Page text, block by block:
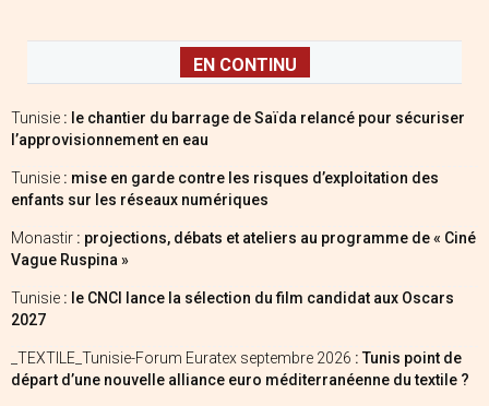
EN CONTINU
Tunisie : le chantier du barrage de Saïda relancé pour sécuriser
l’approvisionnement en eau
Tunisie : mise en garde contre les risques d’exploitation des
enfants sur les réseaux numériques
Monastir : projections, débats et ateliers au programme de « Ciné
Vague Ruspina »
Tunisie : le CNCI lance la sélection du film candidat aux Oscars
2027
_TEXTILE_Tunisie-Forum Euratex septembre 2026 : Tunis point de
départ d’une nouvelle alliance euro méditerranéenne du textile ?